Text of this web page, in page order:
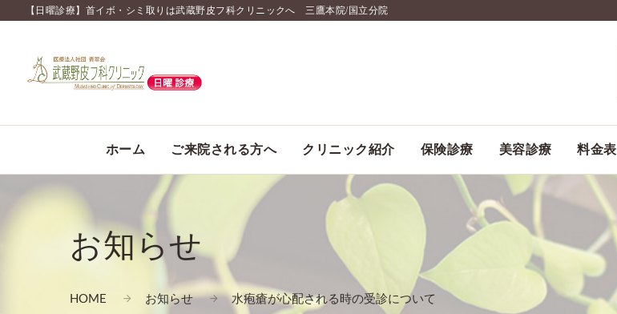
【日曜診療】首イボ・シミ取りは武蔵野皮フ科クリニックへ 三鷹本院/国立分院
ホーム ご来院される方へ クリニック紹介 保険診療 美容診療 料金表
お知らせ
HOME お知らせ 水疱瘡が心配される時の受診について